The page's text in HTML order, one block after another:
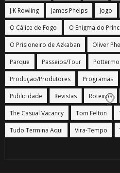
J.K Rowling James Phelps Jogo
O Cálice de Fogo O Enigma do
O Prisioneiro de Azkaban Oliver
Parque Passeios/Tour
Produção/Produtores Programas
Publicidade Revistas Roteiros
The Casual Vacancy Tom Felton
Tudo Termina Aqui Vira-Tempo